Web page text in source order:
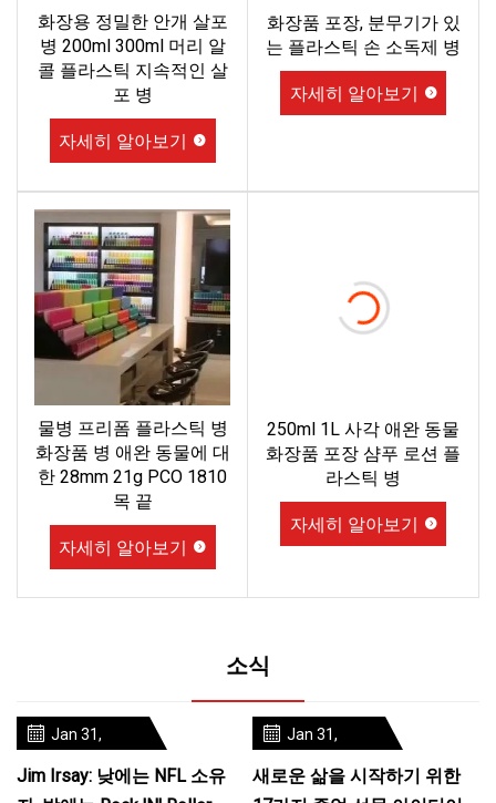
화장용 정밀한 안개 살포
병 200ml 300ml 머리 알
콜 플라스틱 지속적인 살
포 병
자세히 알아보기
화장품 포장, 분무기가 있
는 플라스틱 손 소독제 병
자세히 알아보기
물병 프리폼 플라스틱 병
화장품 병 애완 동물에 대
한 28mm 21g PCO 1810
목 끝
자세히 알아보기
250ml 1L 사각 애완 동물
화장품 포장 샴푸 로션 플
라스틱 병
자세히 알아보기
소식
Jan 31,
Jim Irsay: 낮에는 NFL 소유
Jan 31,
새로운 삶을 시작하기 위한